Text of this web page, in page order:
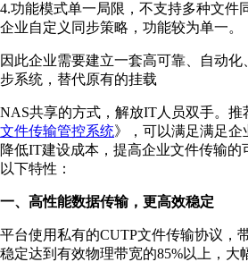
4.功能模式单⼀局限，不⽀持多种⽂件
企业⾃定义同步策略，功能较为单⼀。
因此企业需要建立一套高可靠、自动化
步系统，替代原有的挂载
NAS共享的方式，解放IT人员双手。推
文件传输管控系统》，可以满足满足企
降低IT建设成本，提高企业文件传输
以下特性：
一、高性能数据传输，更高效稳定
平台使用私有的CUTP文件传输协议，
稳定达到有效物理带宽的85%以上，大